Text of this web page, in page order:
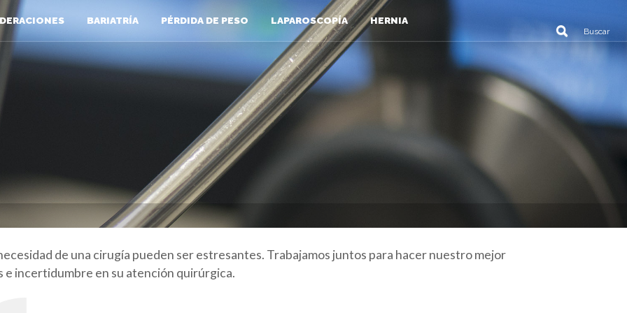
BARIATRÍA PÉRDIDA DE PESO LAPAROSCOPÍA HERNIA
de una cirugía pueden ser estresantes. Trabajamos juntos para hacer nuestro mejor
incertidumbre en su atención quirúrgica.